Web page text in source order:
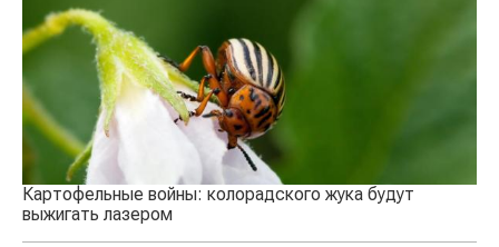
войны: колорадского жука будут
лазером